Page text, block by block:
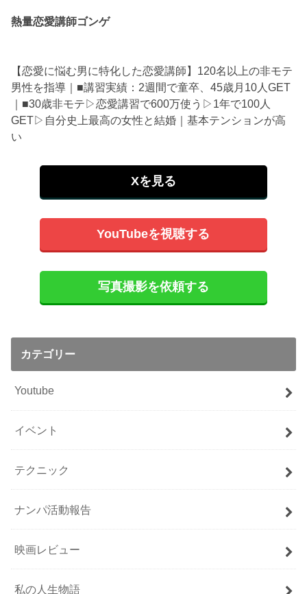
熱量恋愛講師ゴンゲ
【恋愛に悩む男に特化した恋愛講師】120名以上の非モテ
男性を指導｜■講習実績：2週間で童卒、45歳月10人GET
｜■30歳非モテ▷恋愛講習で600万使う▷1年で100人
GET▷自分史上最高の女性と結婚｜基本テンションが高
い
Xを見る
YouTubeを視聴する
写真撮影を依頼する
カテゴリー
Youtube
イベント
テクニック
ナンパ活動報告
映画レビュー
私の人生物語